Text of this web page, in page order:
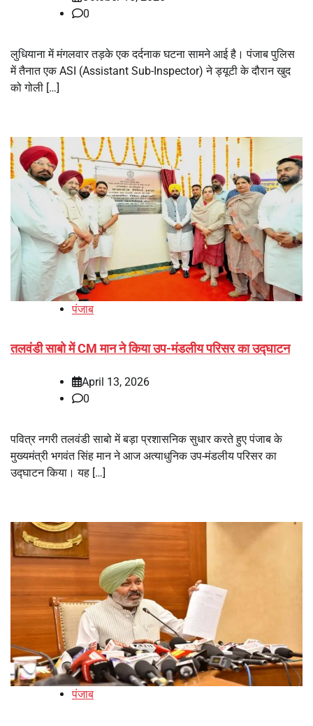
0
लुधियाना में मंगलवार तड़के एक दर्दनाक घटना सामने आई है। पंजाब पुलिस
में तैनात एक ASI (Assistant Sub-Inspector) ने ड्यूटी के दौरान खुद
को गोली […]
पंजाब
तलवंडी साबो में CM मान ने किया उप-मंडलीय परिसर का उद्घाटन
April 13, 2026
0
पवित्र नगरी तलवंडी साबो में बड़ा प्रशासनिक सुधार करते हुए पंजाब के
मुख्यमंत्री भगवंत सिंह मान ने आज अत्याधुनिक उप-मंडलीय परिसर का
उद्घाटन किया। यह […]
पंजाब